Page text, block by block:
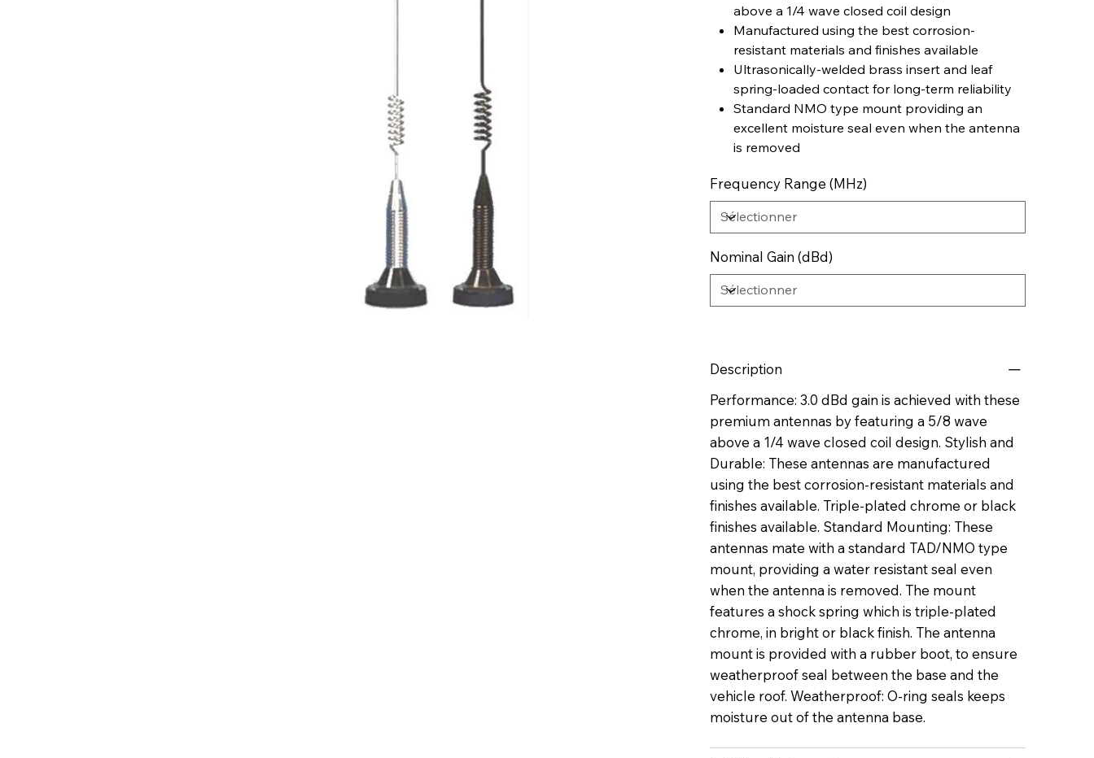
above a 1/4 wave closed coil design
Manufactured using the best corrosion-
resistant materials and finishes available
Ultrasonically-welded brass insert and leaf
spring-loaded contact for long-term reliability
Standard NMO type mount providing an
excellent moisture seal even when the antenna
is removed
Frequency Range (MHz)
Nominal Gain (dBd)
Description
Performance: 3.0 dBd gain is achieved with these
premium antennas by featuring a 5/8 wave
above a 1/4 wave closed coil design. Stylish and
Durable: These antennas are manufactured
using the best corrosion-resistant materials and
finishes available. Triple-plated chrome or black
finishes available. Standard Mounting: These
antennas mate with a standard TAD/NMO type
mount, providing a water resistant seal even
when the antenna is removed. The mount
features a shock spring which is triple-plated
chrome, in bright or black finish. The antenna
mount is provided with a rubber boot, to ensure
weatherproof seal between the base and the
vehicle roof. Weatherproof: O-ring seals keeps
moisture out of the antenna base.